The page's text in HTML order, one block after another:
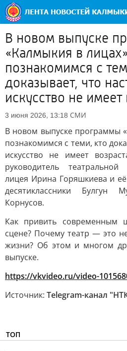
В новом выпуске
«Калмыкия в
познакомимся с
доказывает, что
искусство не имеет
3 июня 2026, 13:18 СМИ
В новом выпуске программы
познакомимся с теми, кто
искусство не имеет
руководитель театральной
лицея Ирина Горяшкиева и
десятиклассники Булгун
Корнусов.
Как привить современным
сцене? Почему театр — это
жизни? Об этом и многом
выпуске.
https://vkvideo.ru/video-
Источник: Telegram-канал
ТОП